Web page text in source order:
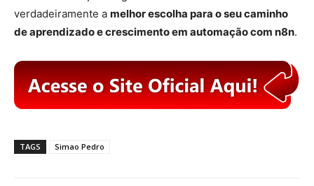
verdadeiramente a melhor escolha para o seu caminho
de aprendizado e crescimento em automação com n8n.
TAGS Simao Pedro